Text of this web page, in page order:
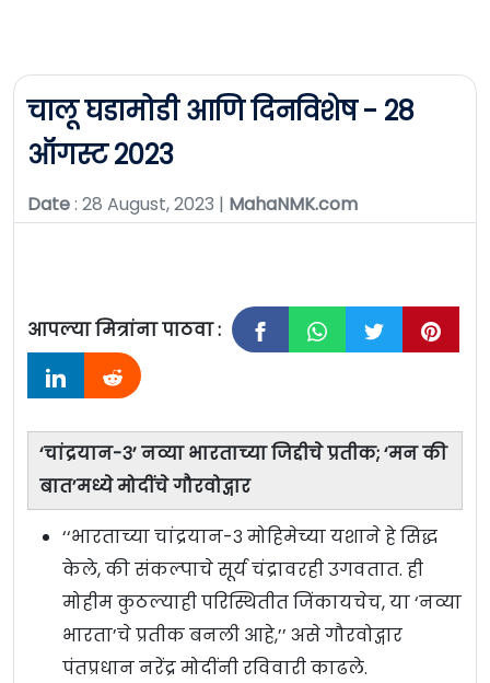
चालू घडामोडी आणि दिनविशेष - 28
ऑगस्ट 2023
Date: 28 August, 2023 | MahaNMK.com
आपल्या मित्रांना पाठवा :
‘चांद्रयान-३’ नव्या भारताच्या जिद्दीचे प्रतीक; ‘मन की
बात’मध्ये मोदींचे गौरवोद्गार
‘‘भारताच्या चांद्रयान-३ मोहिमेच्या यशाने हे सिद्ध
केले, की संकल्पाचे सूर्य चंद्रावरही उगवतात. ही
मोहीम कुठल्याही परिस्थितीत जिंकायचेच, या ‘नव्या
भारता’चे प्रतीक बनली आहे,’’ असे गौरवोद्गार
पंतप्रधान नरेंद्र मोदींनी रविवारी काढले.